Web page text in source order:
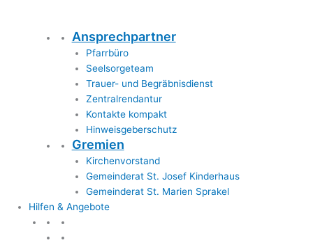
Ansprechpartner
Pfarrbüro
Seelsorgeteam
Trauer- und Begräbnisdienst
Zentralrendantur
Kontakte kompakt
Hinweisgeberschutz
Gremien
Kirchenvorstand
Gemeinderat St. Josef Kinderhaus
Gemeinderat St. Marien Sprakel
Hilfen & Angebote